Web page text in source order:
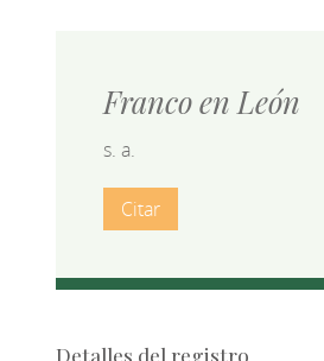
Franco en León
s. a.
Citar
Detalles del registro